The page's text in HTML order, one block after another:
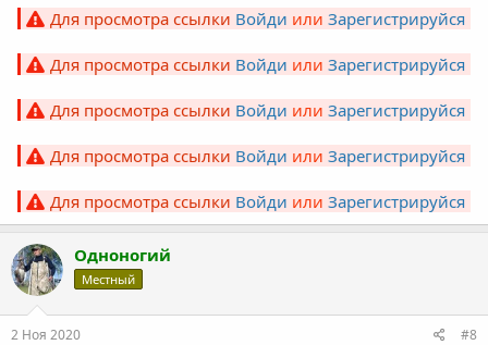
Для просмотра ссылки Войди или Зарегистрируйся
Для просмотра ссылки Войди или Зарегистрируйся
Для просмотра ссылки Войди или Зарегистрируйся
Для просмотра ссылки Войди или Зарегистрируйся
Для просмотра ссылки Войди или Зарегистрируйся
Одноногий
Местный
2 Ноя 2020 #8